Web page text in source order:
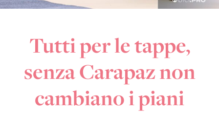
Tutti per le tappe,
senza Carapaz non
cambiano i piani